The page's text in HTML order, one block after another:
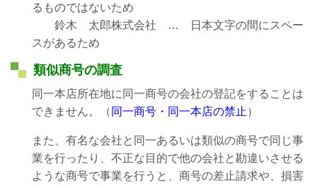
るものではないため
鈴木 太郎株式会社 … 日本文字の間にスペー
スがあるため
類似商号の調査
同一本店所在地に同一商号の会社の登記をすることは
できません。（ 同一商号・同一本店の禁止 ）
また、有名な会社と同一あるいは類似の商号で同じ事
業を行ったり、不正な目的で他の会社と勘違いさせる
ような商号で事業を行うと、商号の差止請求や、損害